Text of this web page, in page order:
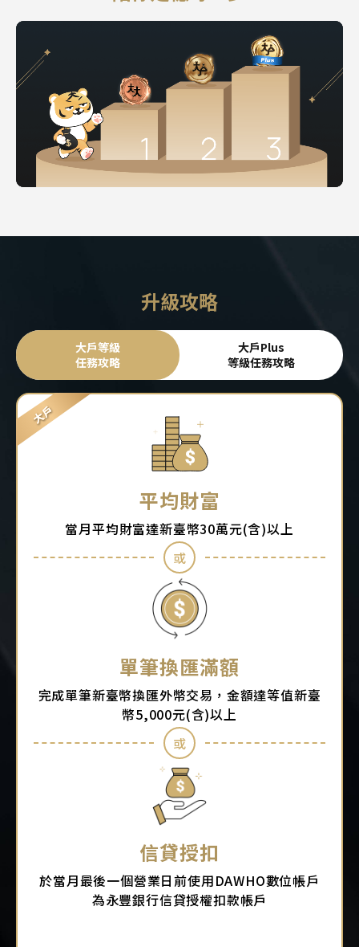
升級攻略
大戶等級
任務攻略
大戶Plus
等級任務攻略
平均財富
當月平均財富達新臺幣30萬元(含)以上
或
單筆換匯滿額
完成單筆新臺幣換匯外幣交易，金額達等值新臺
幣5,000元(含)以上
或
信貸授扣
於當月最後一個營業日前使用DAWHO數位帳戶
為永豐銀行信貸授權扣款帳戶